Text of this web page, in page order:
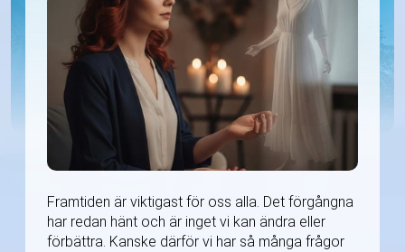
Framtiden är viktigast för oss alla. Det förgångna
har redan hänt och är inget vi kan ändra eller
förbättra. Kanske därför vi har så många frågor